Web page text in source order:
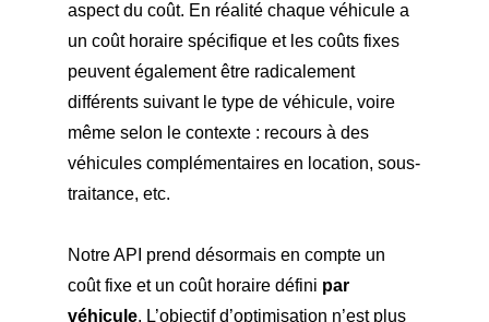
aspect du coût. En réalité chaque véhicule a
un coût horaire spécifique et les coûts fixes
peuvent également être radicalement
différents suivant le type de véhicule, voire
même selon le contexte : recours à des
véhicules complémentaires en location, sous-
traitance, etc.
Notre API prend désormais en compte un
coût fixe et un coût horaire défini par
véhicule. L’objectif d’optimisation n’est plus